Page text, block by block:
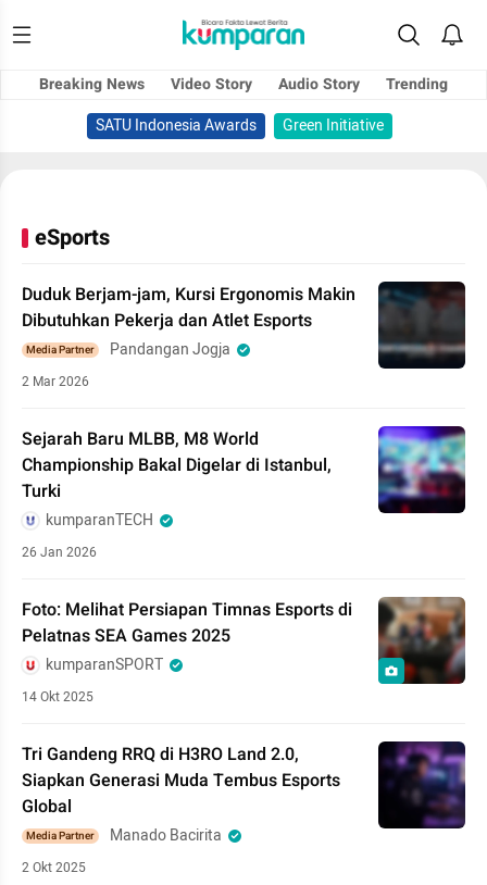
Breaking News Video Story Audio Story
Trending
SATU Indonesia Awards
Green Initiative
eSports
Duduk Berjam-jam, Kursi Ergonomis Makin
Dibutuhkan Pekerja dan Atlet Esports
Media Partner Pandangan Jogja
2 Mar 2026
Sejarah Baru MLBB, M8 World
Championship Bakal Digelar di Istanbul,
Turki
kumparanTECH
26 Jan 2026
Foto: Melihat Persiapan Timnas Esports di
Pelatnas SEA Games 2025
kumparanSPORT
14 Okt 2025
Tri Gandeng RRQ di H3RO Land 2.0,
Siapkan Generasi Muda Tembus Esports
Global
Media Partner Manado Bacirita
2 Okt 2025